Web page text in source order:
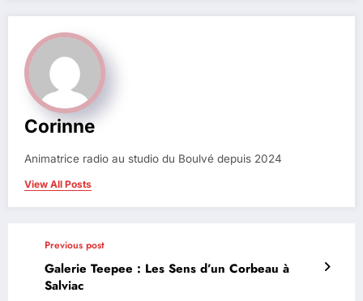
Corinne
Animatrice radio au studio du Boulvé depuis 2024
View All Posts
Previous post
Galerie Teepee : Les Sens d’un Corbeau à
Salviac